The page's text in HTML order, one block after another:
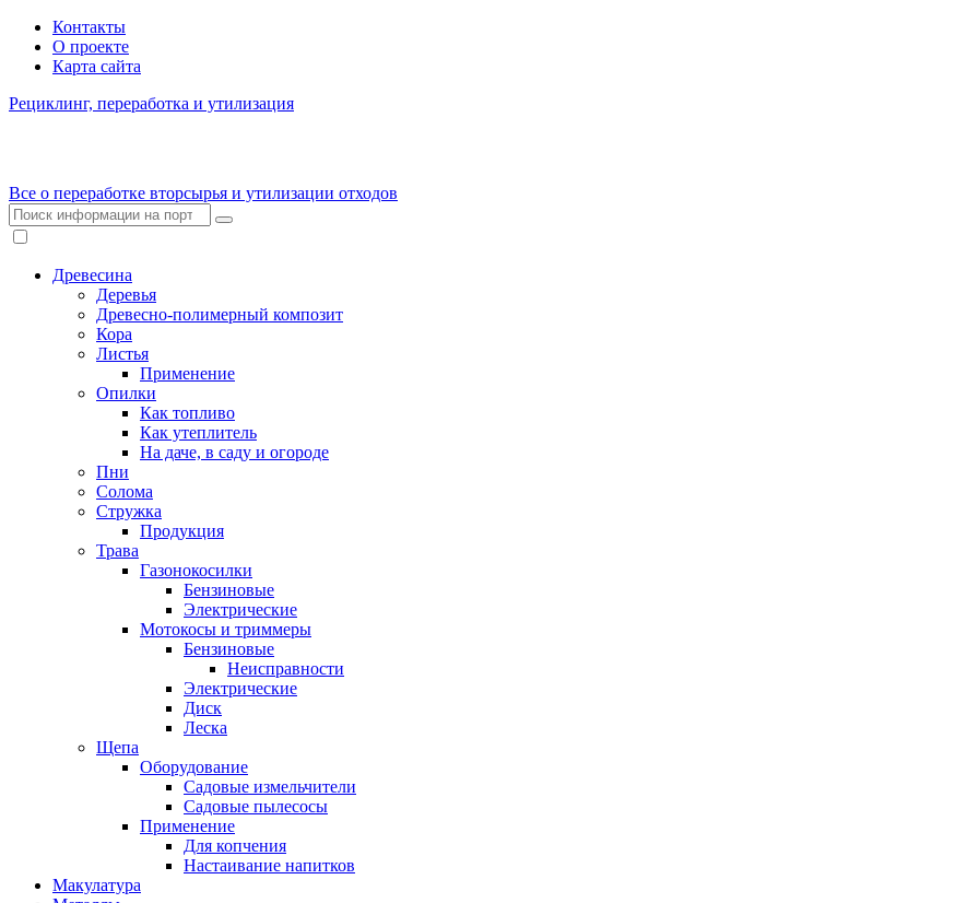
Контакты
О проекте
Карта сайта
Рециклинг, переработка и утилизация
Все о переработке вторсырья и утилизации отходов
Древесина
Деревья
Древесно-полимерный композит
Кора
Листья
Применение
Опилки
Как топливо
Как утеплитель
На даче, в саду и огороде
Пни
Солома
Стружка
Продукция
Трава
Газонокосилки
Бензиновые
Электрические
Мотокосы и триммеры
Бензиновые
Неисправности
Электрические
Диск
Леска
Щепа
Оборудование
Садовые измельчители
Садовые пылесосы
Применение
Для копчения
Настаивание напитков
Макулатура